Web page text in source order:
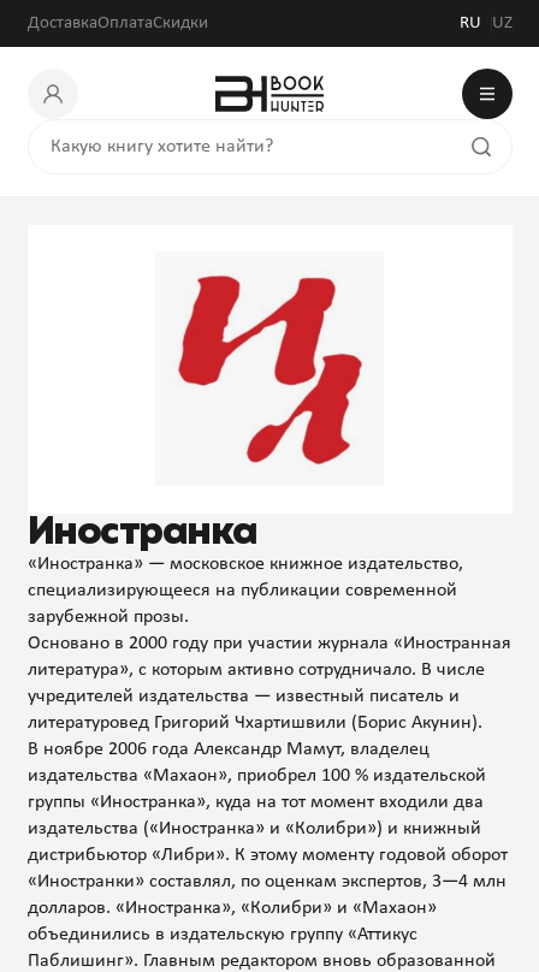
ДоставкаОплатаСкидки RU UZ
Иностранка
«Иностранка» — московское книжное издательство,
специализирующееся на публикации современной
зарубежной прозы.
Основано в 2000 году при участии журнала «Иностранная
литература», с которым активно сотрудничало. В числе
учредителей издательства — известный писатель и
литературовед Григорий Чхартишвили (Борис Акунин).
В ноябре 2006 года Александр Мамут, владелец
издательства «Махаон», приобрел 100 % издательской
группы «Иностранка», куда на тот момент входили два
издательства («Иностранка» и «Колибри») и книжный
дистрибьютор «Либри». К этому моменту годовой оборот
«Иностранки» составлял, по оценкам экспертов, 3—4 млн
долларов. «Иностранка», «Колибри» и «Махаон»
объединились в издательскую группу «Аттикус
Паблишинг». Главным редактором вновь образованной